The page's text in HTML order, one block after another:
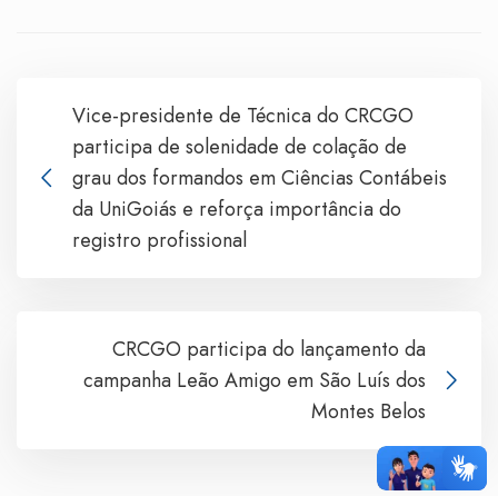
Vice-presidente de Técnica do CRCGO
participa de solenidade de colação de
grau dos formandos em Ciências Contábeis
da UniGoiás e reforça importância do
registro profissional
CRCGO participa do lançamento da
campanha Leão Amigo em São Luís dos
Montes Belos